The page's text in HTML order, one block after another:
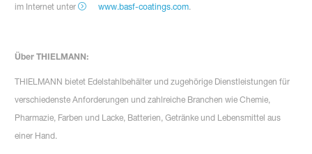
im Internet unter
www.basf-coatings.com.
Über THIELMANN:
THIELMANN bietet Edelstahlbehälter und zugehörige Dienstleistungen für
verschiedenste Anforderungen und zahlreiche Branchen wie Chemie,
Pharmazie, Farben und Lacke, Batterien, Getränke und Lebensmittel aus
einer Hand.